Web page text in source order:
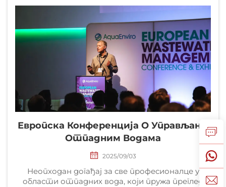
Саудијској Арабији, окупља професионалце из
индустрије...
Европска Конференција О Управљању
Отпадним Водама
2025/09/03
Неопходан догађај за све професионалце у
области отпадних вода, који пружа преглед